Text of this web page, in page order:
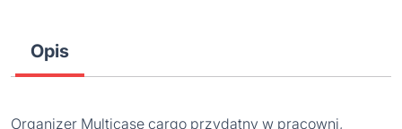
Opis
Organizer Multicase cargo przydatny w pracowni,